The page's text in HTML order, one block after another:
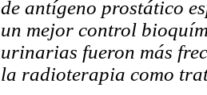
de antígeno prostático
un mejor control
urinarias fueron más
la radioterapia como